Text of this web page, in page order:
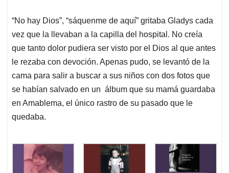
“No hay Dios”, “sáquenme de aquí” gritaba Gladys cada
vez que la llevaban a la capilla del hospital. No creía
que tanto dolor pudiera ser visto por el Dios al que antes
le rezaba con devoción. Apenas pudo, se levantó de la
cama para salir a buscar a sus niños con dos fotos que
se habían salvado en un álbum que su mamá guardaba
en Amablema, el único rastro de su pasado que le
quedaba.